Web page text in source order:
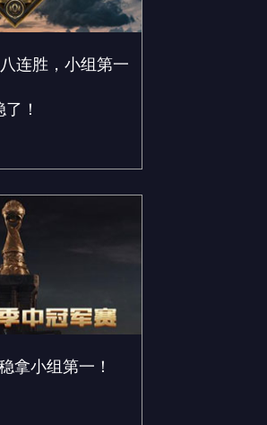
连胜，小组第一
了！
拿小组第一！